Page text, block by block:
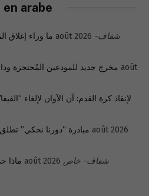
arabe
ما وراء إغلاق 6 août 2026 شفاف-
مخرج جديد للمودعين المُحتجزة
لإنقاذ كرة القدم: آن الآوان لإلغاء
مبادرة “دورنا نحكي” 4 août 2026
ماذا 4 août 2026 شفاف- خاص